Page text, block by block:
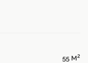
55 M2